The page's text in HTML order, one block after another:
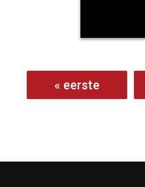
Pagina's
« eerste